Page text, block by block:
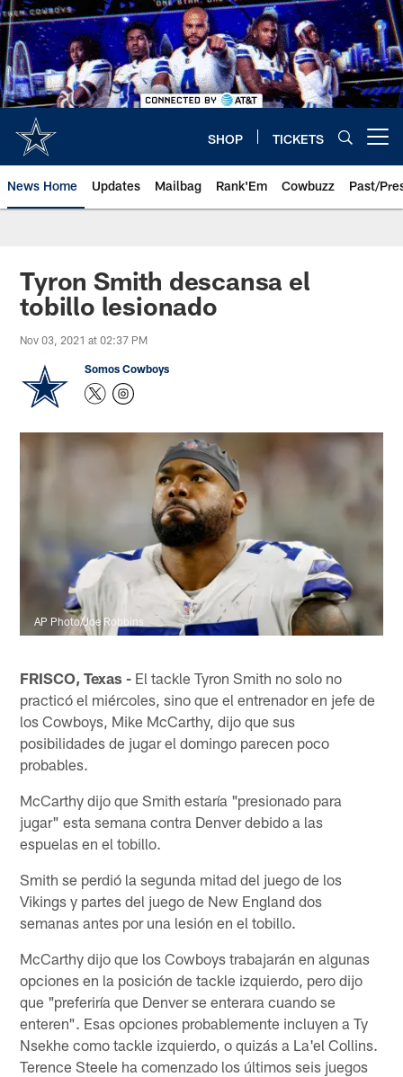
Skip
to
main
content
SHOP TICKETS
News Home Updates Mailbag Rank'Em Cowbuzz Past/
Tyron Smith descansa el
tobillo lesionado
Nov 03, 2021 at 02:37 PM
Somos Cowboys
AP Photo/Joe Robbins
FRISCO, Texas - El tackle Tyron Smith no solo no
practicó el miércoles, sino que el entrenador en jefe de
los Cowboys, Mike McCarthy, dijo que sus
posibilidades de jugar el domingo parecen poco
probables.
McCarthy dijo que Smith estaría "presionado para
jugar" esta semana contra Denver debido a las
espuelas en el tobillo.
Smith se perdió la segunda mitad del juego de los
Vikings y partes del juego de New England dos
semanas antes por una lesión en el tobillo.
McCarthy dijo que los Cowboys trabajarán en algunas
opciones en la posición de tackle izquierdo, pero dijo
que "preferiría que Denver se enterara cuando se
enteren". Esas opciones probablemente incluyen a Ty
Nsekhe como tackle izquierdo, o quizás a La'el Collins.
Terence Steele ha comenzado los últimos seis juegos